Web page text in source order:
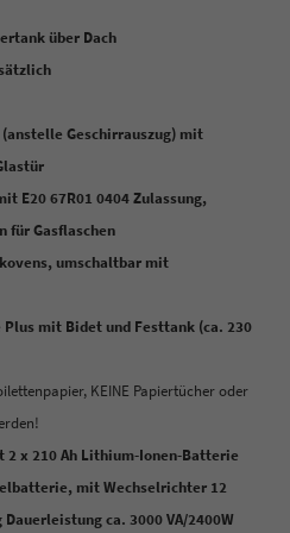
über Dach
Geschirrauszug) mit
E20 67R01 0404 Zulassung,
für Gasflaschen
umschaltbar mit
mit Bidet und Festtank (ca. 230
KEINE Papiertücher oder
x 210 Ah Lithium-Ionen-Batterie
mit Wechselrichter 12
Dauerleistung ca. 3000 VA/2400W